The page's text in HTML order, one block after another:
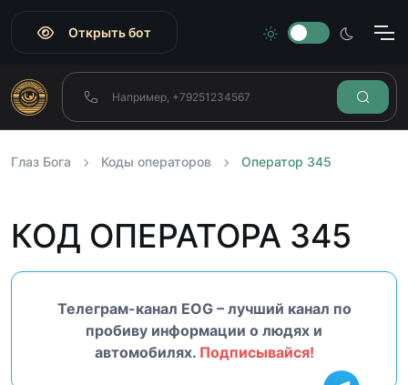
Открыть бот
Глаз Бога Коды операторов Оператор 345
КОД ОПЕРАТОРА 345
Телеграм-канал EOG – лучший канал по
пробиву информации о людях и
автомобилях. Подписывайся!